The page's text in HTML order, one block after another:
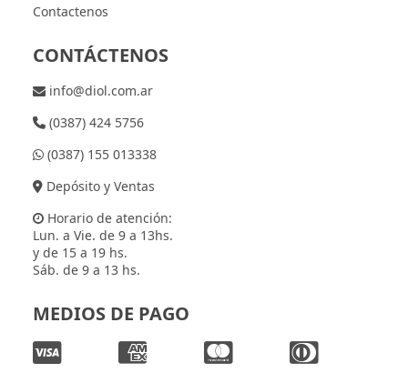
Contactenos
CONTÁCTENOS
info@diol.com.ar
(0387) 424 5756
(0387) 155 013338
Depósito y Ventas
Horario de atención:
Lun. a Vie. de 9 a 13hs.
y de 15 a 19 hs.
Sáb. de 9 a 13 hs.
MEDIOS DE PAGO